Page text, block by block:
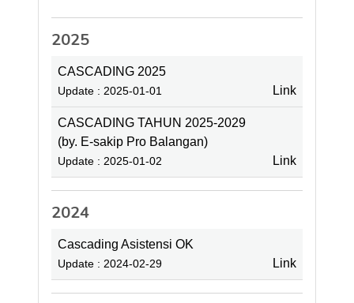
2025
CASCADING 2025
Update : 2025-01-01 Link
CASCADING TAHUN 2025-2029
(by. E-sakip Pro Balangan)
Update : 2025-01-02 Link
2024
Cascading Asistensi OK
Update : 2024-02-29 Link